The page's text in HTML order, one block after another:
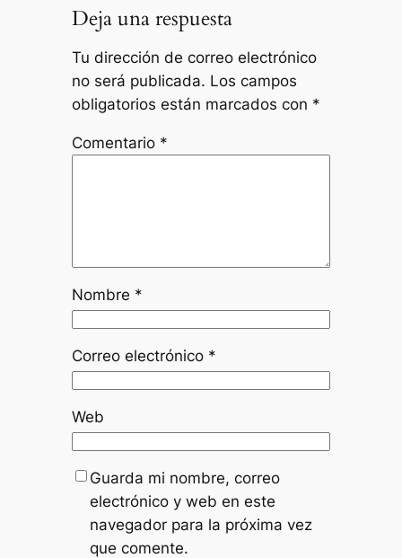
Deja una respuesta
Tu dirección de correo electrónico
no será publicada. Los campos
obligatorios están marcados con *
Comentario *
Nombre *
Correo electrónico *
Web
Guarda mi nombre, correo
electrónico y web en este
navegador para la próxima vez
que comente.